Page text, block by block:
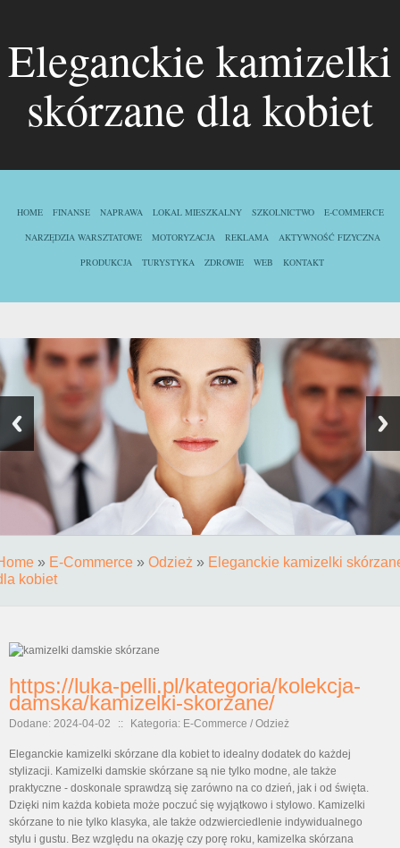
Eleganckie kamizelki
skórzane dla kobiet
HOME FINANSE NAPRAWA LOKAL MIESZKALNY SZKOLNICTWO
E-COMMERCE
NARZĘDZIA WARSZTATOWE
MOTORYZACJA REKLAMA
AKTYWNOŚĆ FIZYCZNA
PRODUKCJA
TURYSTYKA ZDROWIE WEB KONTAKT
» E-Commerce » Odzież » Eleganckie kamizelki
kobiet
https://luka-pelli.pl/kategoria/kolekcja-
damska/kamizelki-skorzane/
Dodane: 2024-04-02 :: Kategoria: E-Commerce / Odzież
Eleganckie kamizelki skórzane dla kobiet to idealny dodatek do każdej
stylizacji. Kamizelki damskie skórzane są nie tylko modne, ale także
praktyczne - doskonale sprawdzą się zarówno na co dzień, jak i od święta.
Dzięki nim każda kobieta może poczuć się wyjątkowo i stylowo. Kamizelki
skórzane to nie tylko klasyka, ale także odzwierciedlenie indywidualnego
stylu i gustu. Bez względu na okazję czy porę roku, kamizelka skórzana